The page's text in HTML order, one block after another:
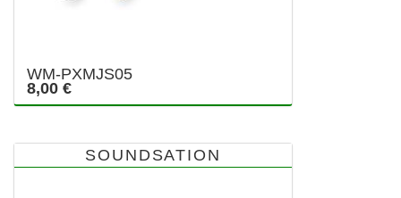
WM-PXMJS05
8,00 €
SOUNDSATION